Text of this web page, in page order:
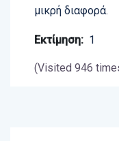
μικρή διαφορά.
Εκτίμηση: 1
(Visited 946